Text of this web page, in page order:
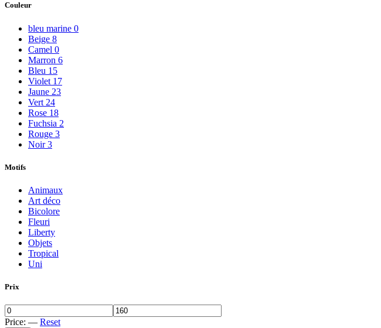
Couleur
bleu marine 0
Beige 8
Camel 0
Marron 6
Bleu 15
Violet 17
Jaune 23
Vert 24
Rose 18
Fuchsia 2
Rouge 3
Noir 3
Motifs
Animaux
Art déco
Bicolore
Fleuri
Liberty
Objets
Tropical
Uni
Prix
Price: — Reset